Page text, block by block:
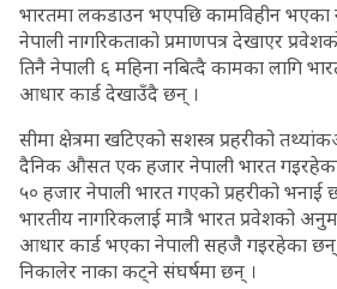
भारतमा लकडाउन भएपछि कामविहीन भएका
नेपाली नागरिकताको प्रमाणपत्र देखाएर
तिनै नेपाली ६ महिना नबित्दै कामका लागि
आधार कार्ड देखाउँदै छन् ।
सीमा क्षेत्रमा खटिएको सशस्त्र प्रहरीको
दैनिक औसत एक हजार नेपाली भारत
५० हजार नेपाली भारत गएको प्रहरीको
भारतीय नागरिकलाई मात्रै भारत प्रवेशको
आधार कार्ड भएका नेपाली सहजै गइरहेका
निकालेर नाका कट्ने संघर्षमा छन् ।